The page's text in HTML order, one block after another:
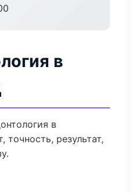
в
в
точность, результат,